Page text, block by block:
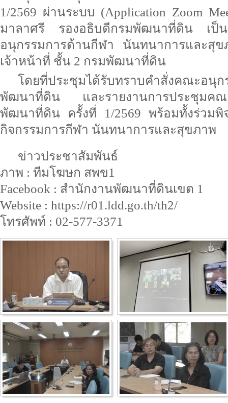
1/2569 ผ่านระบบ (Application Zoom
มาลาศรี รองอธิบดีกรมพัฒนาที่ดิน เป็น
อนุกรรมการด้านกีฬา นันทนาการและสุ
เจ้าหน้าที่ ชั้น 2 กรมพัฒนาที่ดิน
โดยที่ประชุมได้รับทราบคำสั่งคณะอนุก
พัฒนาที่ดิน และรายงานการประชุมคณะ
พัฒนาที่ดิน ครั้งที่ 1/2569 พร้อมทั้งร่วมพิ
กิจกรรมการกีฬา นันทนาการและสุขภาพ
ข่าวประชาสัมพันธ์
ภาพ : ทีมโฆษก สพข1
Facebook : สำนักงานพัฒนาที่ดินเขต 1
Website : https://r01.ldd.go.th/th2/
โทรศัพท์ : 02-577-3371